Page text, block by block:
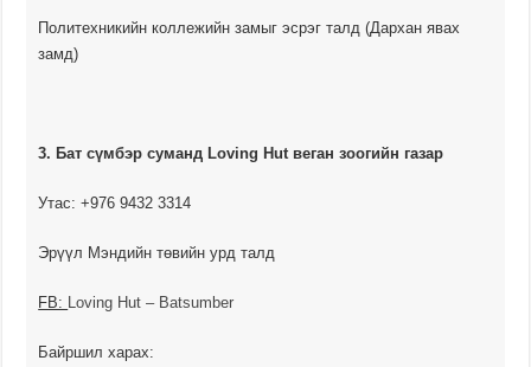
Политехникийн коллежийн замыг эсрэг талд (Дархан явах
замд)
3. Бат сүмбэр суманд Loving Hut веган зоогийн газар
Утас: +976 9432 3314
Эрүүл Мэндийн төвийн урд талд
FB: Loving Hut – Batsumber
Байршил харах: